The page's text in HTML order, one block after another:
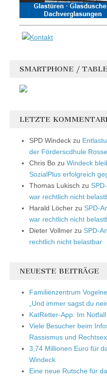
SMARTPHONE /
LETZTE
SPD Windeck zu
der Förderscdhule
Chris Bo zu Windeck
SozialPlus erfolgreich
Thomas Lukisch zu
war rechtlich nicht
Harald Löcher zu SPD-
war rechtlich nicht
Dieter Vollmer zu SPD-
rechtlich nicht belastbar
NEUESTE BEITRÄGE
Familienzentrum
„Und immer sagst du
KatRetter-App: Im
Viele Besucher beim
Rassismus und
3,74 Millionen Euro für
Windeck
Eine neue Rutsche für